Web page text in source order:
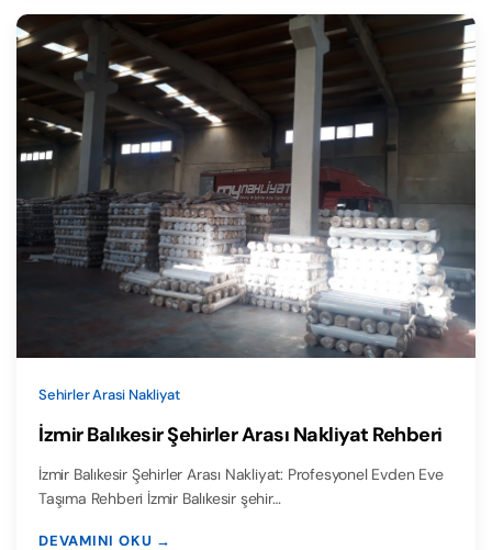
Sehirler Arasi Nakliyat
İzmir Balıkesir Şehirler Arası Nakliyat Rehberi
İzmir Balıkesir Şehirler Arası Nakliyat: Profesyonel Evden Eve
Taşıma Rehberi İzmir Balıkesir şehir…
DEVAMINI OKU →